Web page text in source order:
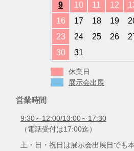
9
10 11 12
16
17 18 19
23
24 25 26
30
31
休業日
展示会出展
営業時間
9:30～12:00/13:00～17:30
（電話受付は17:00迄）
土・日・祝日は展示会出展日でも